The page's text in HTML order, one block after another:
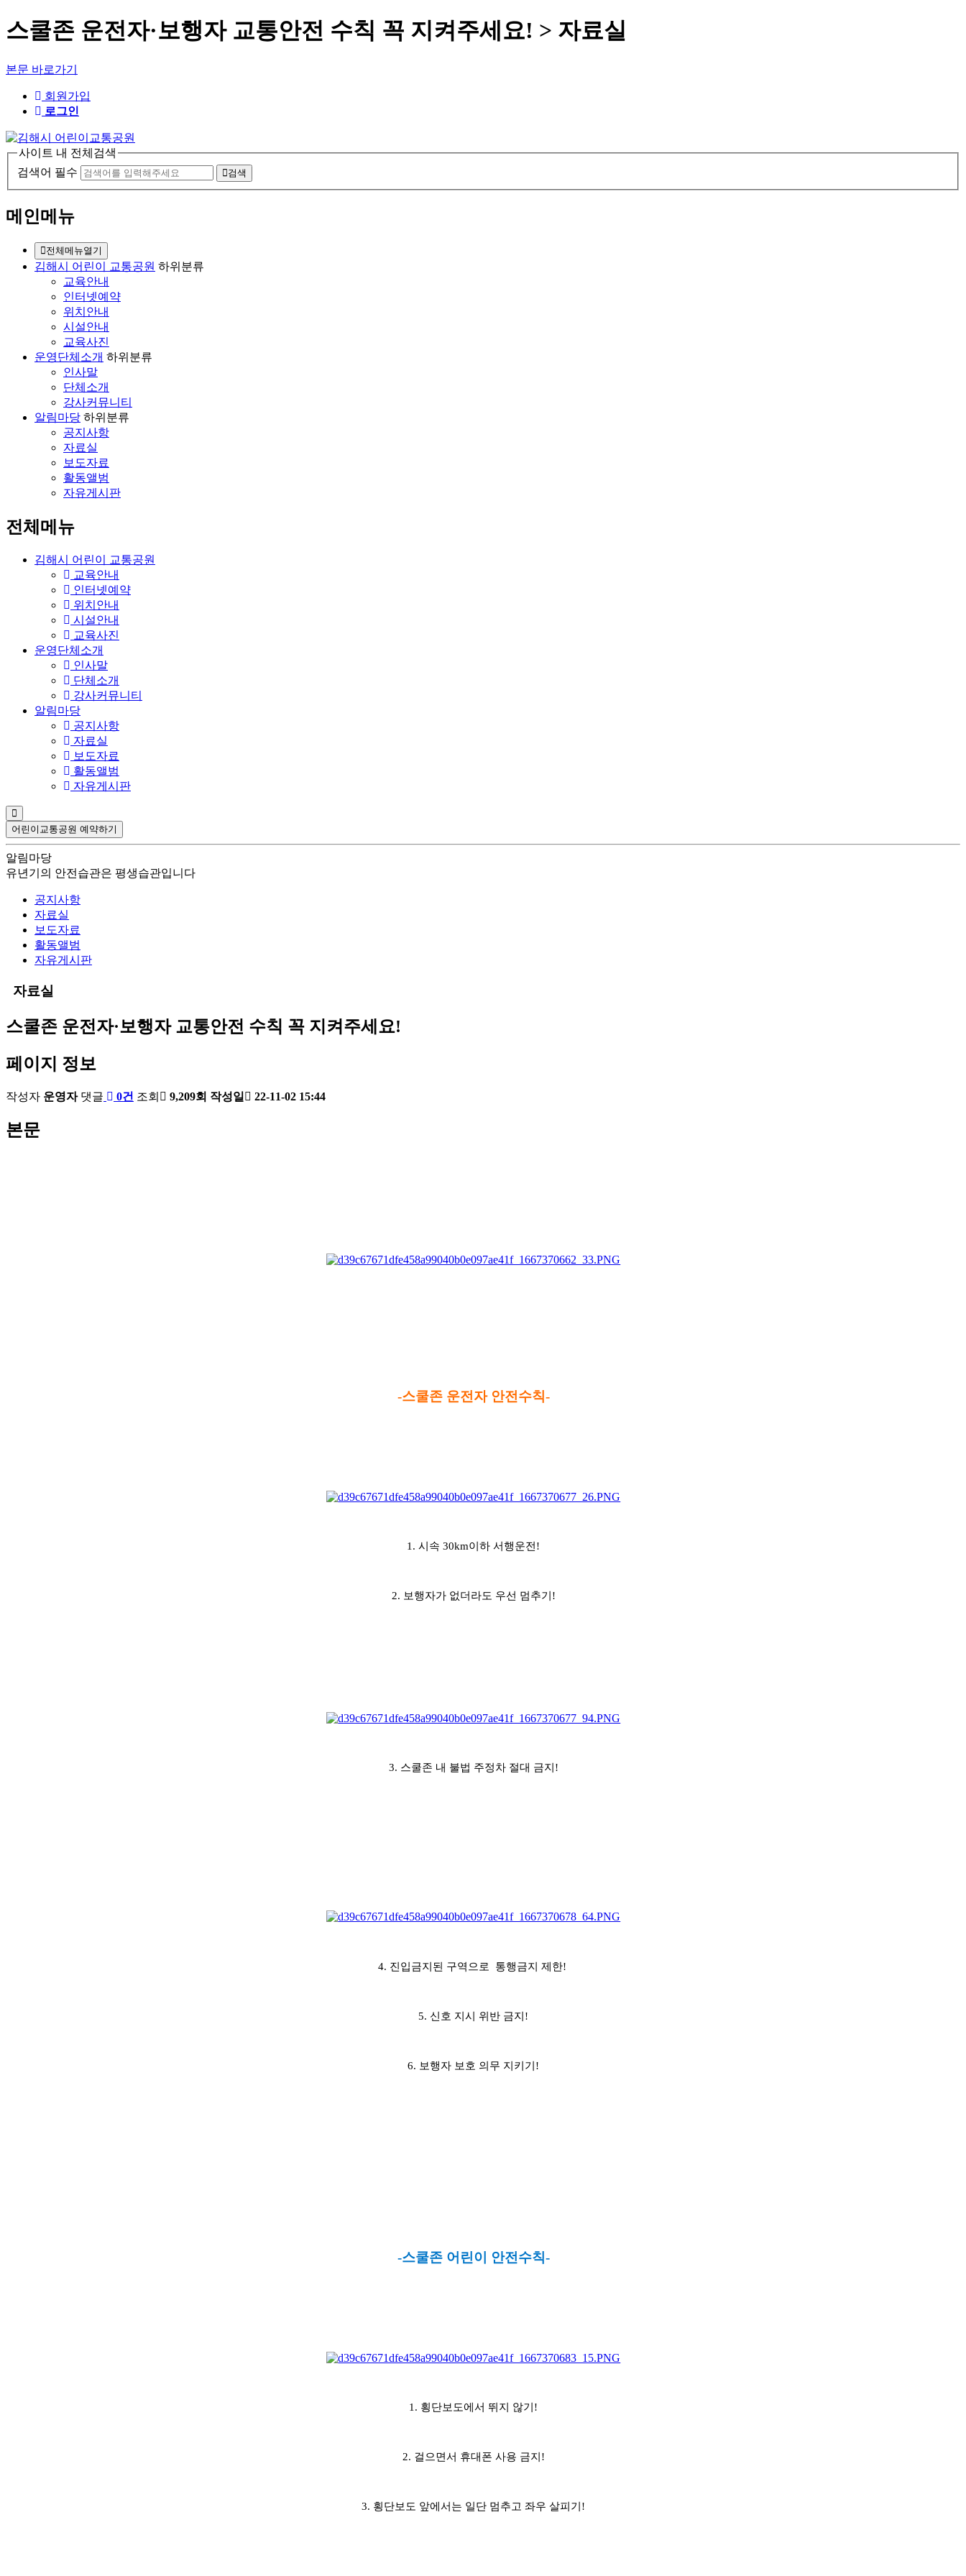
스쿨존 운전자·보행자 교통안전 수칙 꼭 지켜주세요! > 자료실
본문 바로가기
회원가입
로그인
사이트 내 전체검색
검색어 필수
검색
메인메뉴
전체메뉴열기
김해시 어린이 교통공원 하위분류
교육안내
인터넷예약
위치안내
시설안내
교육사진
운영단체소개 하위분류
인사말
단체소개
강사커뮤니티
알림마당 하위분류
공지사항
자료실
보도자료
활동앨범
자유게시판
전체메뉴
김해시 어린이 교통공원
교육안내
인터넷예약
위치안내
시설안내
교육사진
운영단체소개
인사말
단체소개
강사커뮤니티
알림마당
공지사항
자료실
보도자료
활동앨범
자유게시판
어린이교통공원 예약하기
알림마당
유년기의 안전습관은 평생습관입니다
공지사항
자료실
보도자료
활동앨범
자유게시판
자료실
스쿨존 운전자·보행자 교통안전 수칙 꼭 지켜주세요!
페이지 정보
작성자 운영자 댓글 0건 조회 9,209회 작성일 22-11-02 15:44
본문
-스쿨존 운전자 안전수칙-
1. 시속 30km이하 서행운전!
2. 보행자가 없더라도 우선 멈추기!
3. 스쿨존 내 불법 주정차 절대 금지!
4. 진입금지된 구역으로 통행금지 제한!
5. 신호 지시 위반 금지!
6. 보행자 보호 의무 지키기!
-스쿨존 어린이 안전수칙-
1. 횡단보도에서 뛰지 않기!
2. 걸으면서 휴대폰 사용 금지!
3. 횡단보도 앞에서는 일단 멈추고 좌우 살피기!